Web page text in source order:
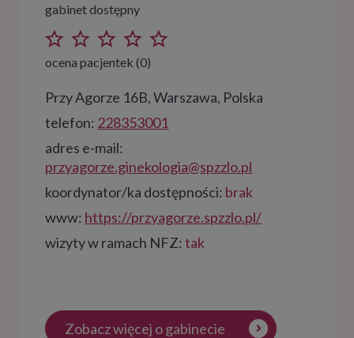
gabinet dostępny
ocena pacjentek (0)
Przy Agorze 16B, Warszawa, Polska
telefon: 228353001
adres e-mail:
przyagorze.ginekologia@spzzlo.pl
koordynator/ka dostępności: brak
www: https://przyagorze.spzzlo.pl/
wizyty w ramach NFZ:tak
Zobacz więcej o gabinecie